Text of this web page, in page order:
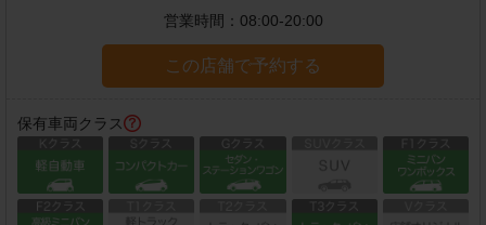
営業時間： 08:00-20:00
この店舗で予約する
保有車両クラス